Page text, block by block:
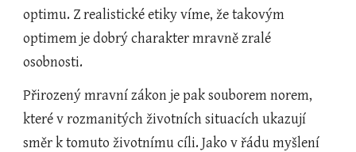
optimu. Z realistické etiky víme, že takovým
optimem je dobrý charakter mravně zralé
osobnosti.
Přirozený mravní zákon je pak souborem norem,
které v rozmanitých životních situacích ukazují
směr k tomuto životnímu cíli. Jako v řádu myšlení